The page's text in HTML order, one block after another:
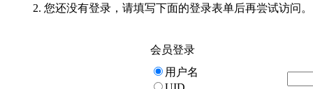
您还没有登录，请填写下面的登录表单后再尝试访问。
会员登录
用户名